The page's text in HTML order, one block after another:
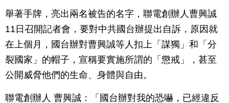
舉著手牌，亮出兩名被告的名字，聯電創辦人曹興誠
11日召開記者會，要對中共國台辦提出自訴，原因就
在上個月，國台辦對曹興誠等人扣上「謀獨」和「分
裂國家」的帽子，宣稱要實施所謂的「懲戒」，甚至
公開威脅他們的生命、身體與自由。
聯電創辦人 曹興誠：「國台辦對我的恐嚇，已經違反